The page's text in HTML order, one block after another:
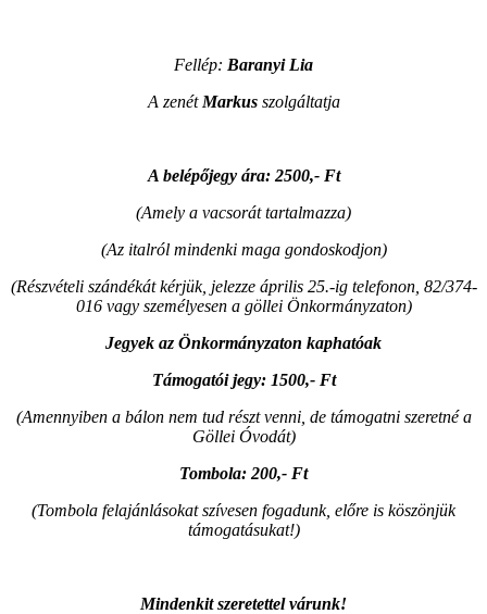
Fellép: Baranyi Lia
A zenét Markus szolgáltatja
A belépőjegy ára: 2500,- Ft
(Amely a vacsorát tartalmazza)
(Az italról mindenki maga gondoskodjon)
(Részvételi szándékát kérjük, jelezze április 25.-ig telefonon, 82/374-
016 vagy személyesen a göllei Önkormányzaton)
Jegyek az Önkormányzaton kaphatóak
Támogatói jegy: 1500,- Ft
(Amennyiben a bálon nem tud részt venni, de támogatni szeretné a
Göllei Óvodát)
Tombola: 200,- Ft
(Tombola felajánlásokat szívesen fogadunk, előre is köszönjük
támogatásukat!)
Mindenkit szeretettel várunk!